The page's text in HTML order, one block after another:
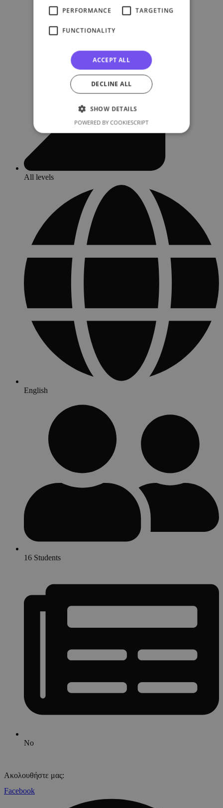
All levels
English
16 Students
No
Ακολουθήστε μας:
Facebook
PERFORMANCE TARGETING
FUNCTIONALITY
ACCEPT ALL
DECLINE ALL
SHOW DETAILS
POWERED BY COOKIESCRIPT